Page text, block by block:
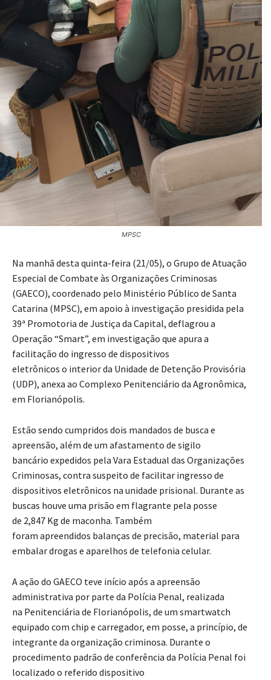
MPSC
Na manhã desta quinta-feira (21/05), o Grupo de Atuação
Especial de Combate às Organizações Criminosas
(GAECO), coordenado pelo Ministério Público de Santa
Catarina (MPSC), em apoio à investigação presidida pela
39ª Promotoria de Justiça da Capital, deflagrou a
Operação “Smart”, em investigação que apura a
facilitação do ingresso de dispositivos
eletrônicos o interior da Unidade de Detenção Provisória
(UDP), anexa ao Complexo Penitenciário da Agronômica,
em Florianópolis.
Estão sendo cumpridos dois mandados de busca e
apreensão, além de um afastamento de sigilo
bancário expedidos pela Vara Estadual das Organizações
Criminosas, contra suspeito de facilitar ingresso de
dispositivos eletrônicos na unidade prisional. Durante as
buscas houve uma prisão em flagrante pela posse
de 2,847 Kg de maconha. Também
foram apreendidos balanças de precisão, material para
embalar drogas e aparelhos de telefonia celular.
A ação do GAECO teve início após a apreensão
administrativa por parte da Polícia Penal, realizada
na Penitenciária de Florianópolis, de um smartwatch
equipado com chip e carregador, em posse, a princípio, de
integrante da organização criminosa. Durante o
procedimento padrão de conferência da Polícia Penal foi
localizado o referido dispositivo